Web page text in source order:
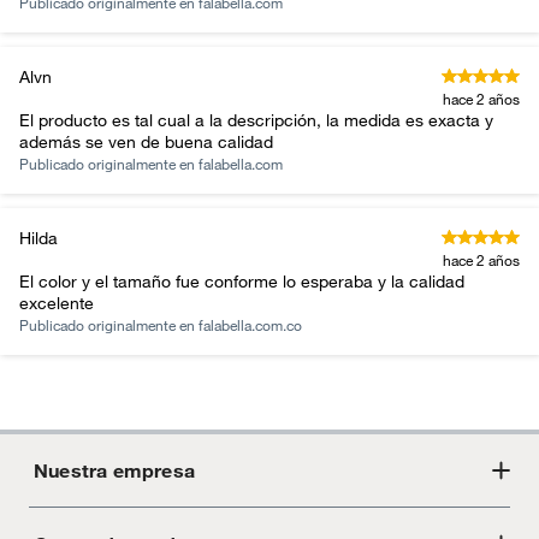
Grande (De 200x290 a más)
Antideslizante
Alvn
hace 2 años
El producto es tal cual a la descripción, la medida es exacta y
además se ven de buena calidad
Publicado originalmente en falabella.com
Hilda
hace 2 años
El color y el tamaño fue conforme lo esperaba y la calidad
excelente
Publicado originalmente en falabella.com.co
Nuestra empresa